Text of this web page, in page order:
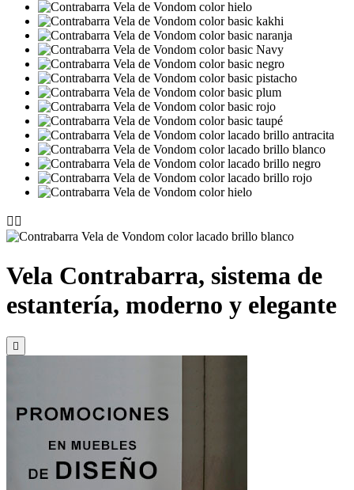
 
Vela Contrabarra, sistema de
estantería, moderno y elegante
